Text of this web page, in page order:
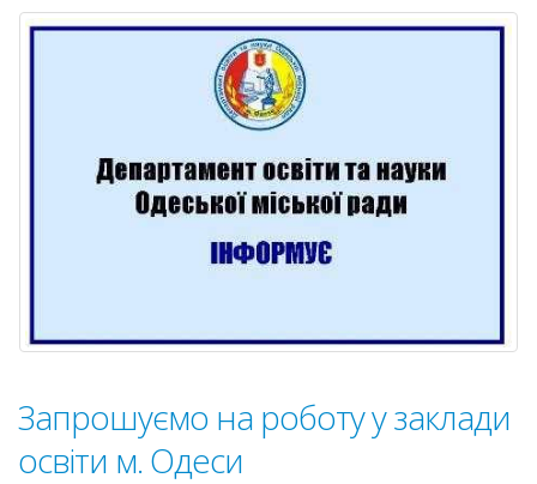
району
до
Запрошуємо на роботу у заклади
освіти м. Одеси